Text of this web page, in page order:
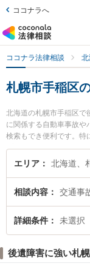
ココナラへ
ココナラ法律相談
札幌市手稲区
北海道の札幌市手稲区で
に関係する自動車事故や
検索もでき便利です。特
プロフィール情報や弁護
区で土日や夜間に発生
たい』などでお困りの相
エリア 北海道、
相談内容 交通事
詳細条件 未選択
後遺障害に強い札